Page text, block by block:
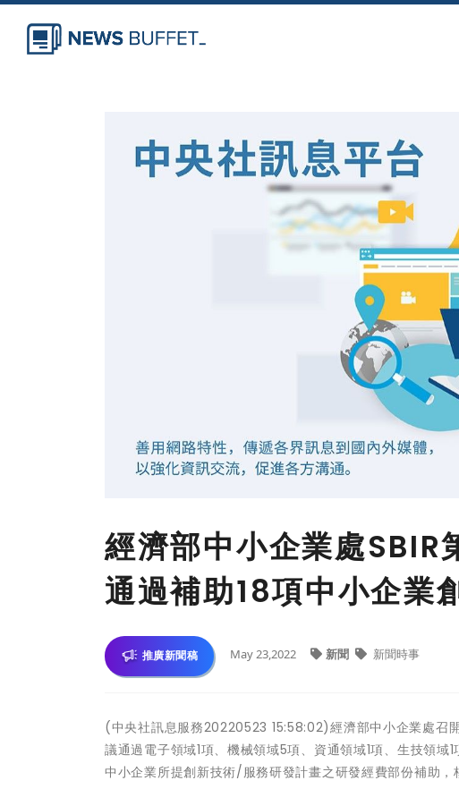
經濟部中小企業處
通過補助18項中小企業
推廣新聞稿 May 23,2022 新聞 新聞時事
(中央社訊息服務20220523 15:58:02)經濟部中小企業處召
議通過電子領域1項、機械領域5項、資通領域1項、生技領
中小企業所提創新技術/服務研發計畫之研發經費部份補助，